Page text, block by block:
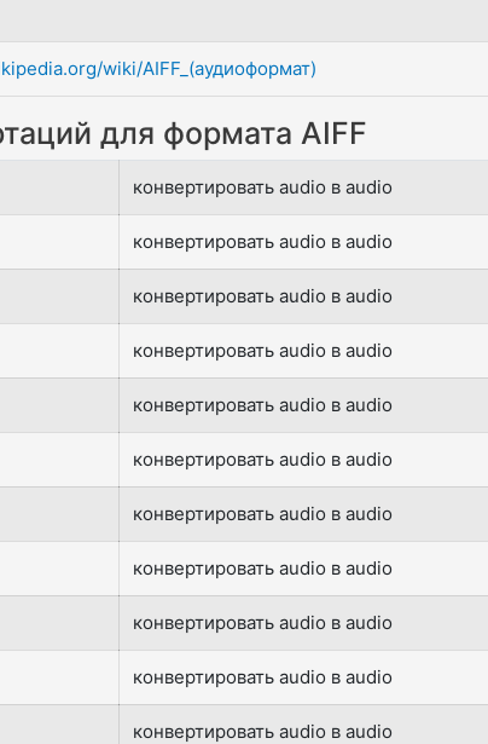
wiki/AIFF_(аудиоформат)
для формата AIFF
конвертировать audio в audio
конвертировать audio в audio
конвертировать audio в audio
конвертировать audio в audio
конвертировать audio в audio
конвертировать audio в audio
конвертировать audio в audio
конвертировать audio в audio
конвертировать audio в audio
конвертировать audio в audio
конвертировать audio в audio